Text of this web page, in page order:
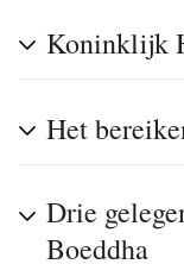
Koninklijk
Het
Drie
Boeddha